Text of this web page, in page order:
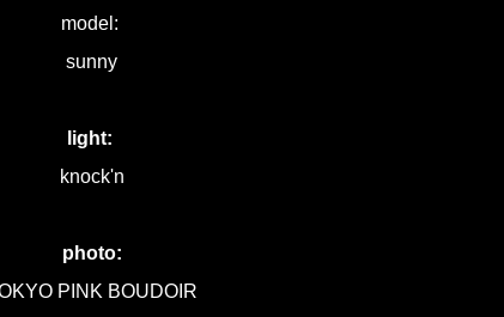
model:
sunny
light:
knock'n
photo:
PINK BOUDOIR